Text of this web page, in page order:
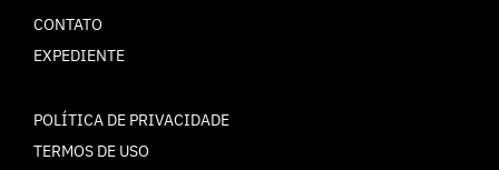
CONTATO
EXPEDIENTE
POLÍTICA DE PRIVACIDADE
TERMOS DE USO